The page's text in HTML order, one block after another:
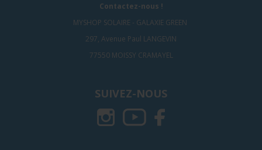
Contactez-nous !
MYSHOP SOLAIRE - GALAXIE GREEN
297, Avenue Paul LANGEVIN
77550 MOISSY CRAMAYEL
SUIVEZ-NOUS